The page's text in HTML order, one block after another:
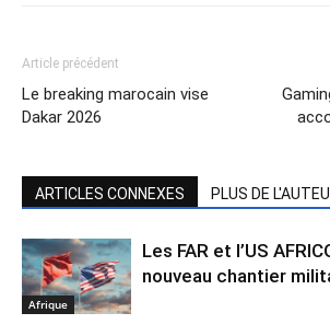
Article précédent
Le breaking marocain vise
Dakar 2026
ARTICLES CONNEXES PLUS DE
Afrique
Les FAR et l’US
nouveau chantier